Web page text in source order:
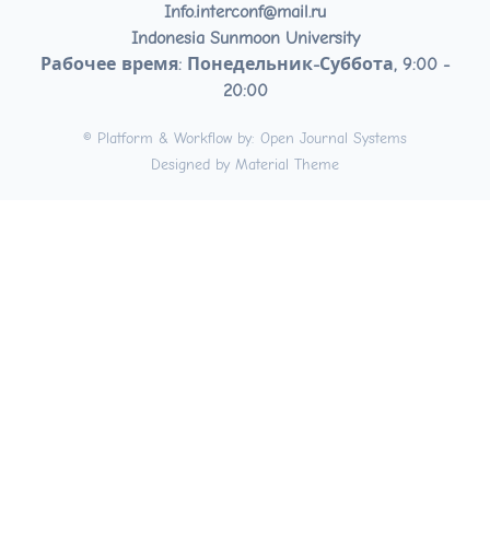
Info.interconf@mail.ru
Indonesia Sunmoon University
Рабочее время: Понедельник-Суббота, 9:00 -
20:00
© Platform & Workflow by: Open Journal Systems
Designed by Material Theme